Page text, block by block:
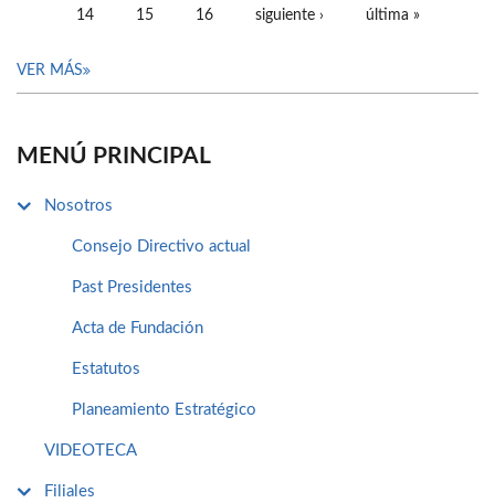
14 15 16 siguiente › última »
VER MÁS
MENÚ PRINCIPAL
Nosotros
Consejo Directivo actual
Past Presidentes
Acta de Fundación
Estatutos
Planeamiento Estratégico
VIDEOTECA
Filiales